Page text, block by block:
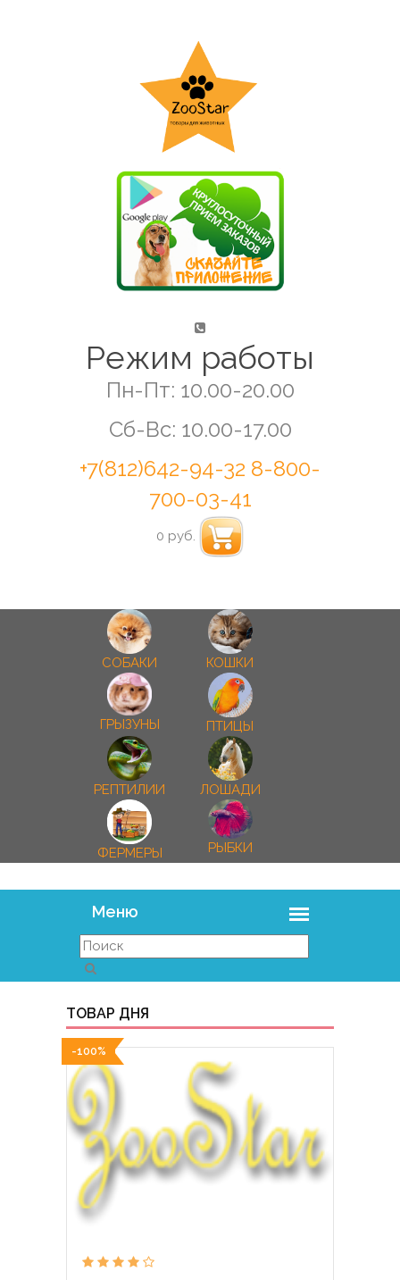
Режим работы
Пн-Пт: 10.00-20.00
Сб-Вс: 10.00-17.00
+7(812)642-94-32 8-800-
700-03-41
0 руб.
СОБАКИ КОШКИ
ГРЫЗУНЫ ПТИЦЫ
РЕПТИЛИИ ЛОШАДИ
ФЕРМЕРЫ РЫБКИ
ТОВАР ДНЯ
-100%